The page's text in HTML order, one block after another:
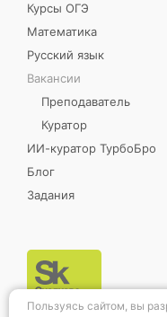
Курсы ОГЭ
Математика
Русский язык
Вакансии
Преподаватель
Куратор
ИИ-куратор ТурбоБро
Блог
Задания
Пользуясь сайтом, вы